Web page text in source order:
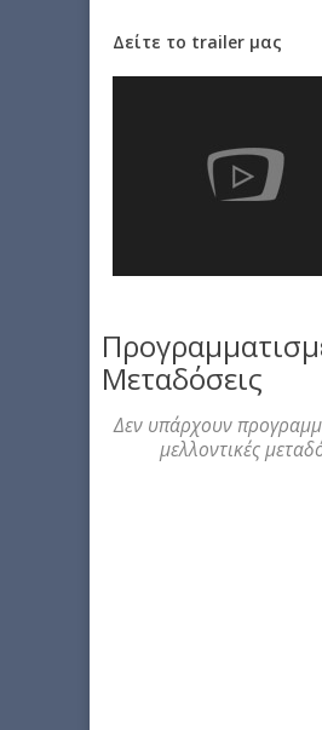
Δείτε το trailer μας
Μεταδόσεις
Δεν υπάρχουν
μελλοντικές